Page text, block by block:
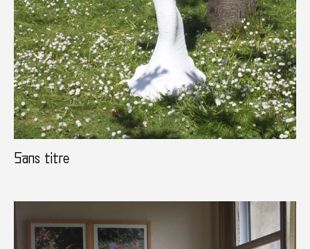
Sans titre